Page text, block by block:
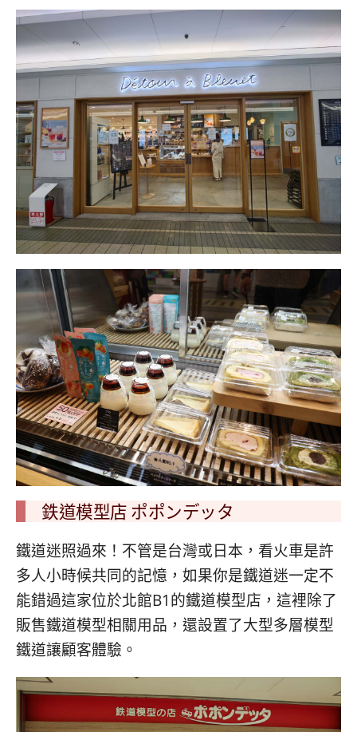
鉄道模型店 ポポンデッタ
鐵道迷照過來！不管是台灣或日本，看火車是許
多人小時候共同的記憶，如果你是鐵道迷一定不
能錯過這家位於北館B1的鐵道模型店，這裡除了
販售鐵道模型相關用品，還設置了大型多層模型
鐵道讓顧客體驗。